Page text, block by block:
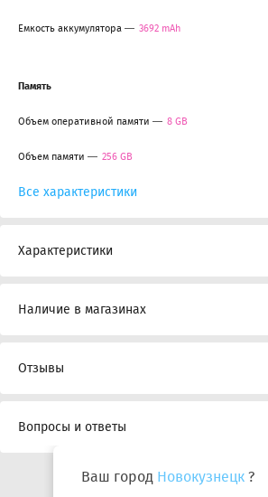
Емкость аккумулятора 3692 mAh
Память
Объем оперативной памяти 8 GB
Объем памяти 256 GB
Все характеристики
Характеристики
Наличие в магазинах
Отзывы
Вопросы и ответы
Ваш город Новокузнецк ?